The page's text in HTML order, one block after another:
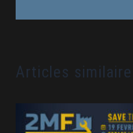
Articles